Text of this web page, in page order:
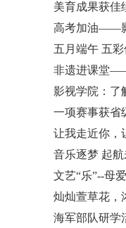
美育成果获
高考加油——
五月端午 五
非遗进课堂
影视学院：了
一项赛事获
让我走近你
音乐逐梦 起
文艺“乐”--母
灿灿萱草花
海军部队研